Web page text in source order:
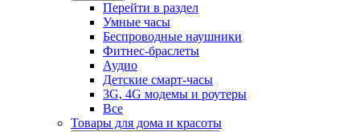
Перейти в раздел
Умные часы
Беспроводные наушники
Фитнес-браслеты
Аудио
Детские смарт-часы
3G, 4G модемы и роутеры
Все
Товары для дома и красоты